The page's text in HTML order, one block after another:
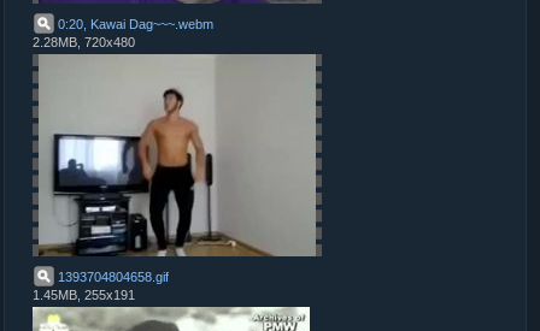
0:20, Kawai Dag~~~ webm
2.28MB, 720x480
1393704804658 gif
1.45MB, 255x191